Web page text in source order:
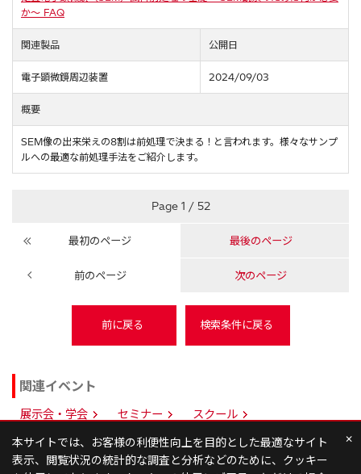
か～ FAQ
関連製品 公開日
電子顕微鏡周辺装置 2024/09/03
概要
SEM像の出来栄えの8割は前処理で決まる！と言われます。様々なサンプ
ルへの最適な前処理手法をご紹介します。
Page 1 / 52
最初のページ
前のページ 次のページ
最後のページ
関連イベント
展示会・学会 セミナー スクール
本サイトでは、お客様の利便性向上を目的とした最適なサイト
表示、閲覧状況の統計的な調査と分析などのために、クッキー
×